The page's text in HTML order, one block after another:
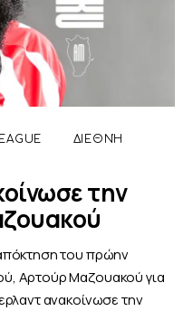
ΔΙΕΘΝΉ
την
του πρώην
Αρτούρ Μαζουακού για
ανακοίνωσε την